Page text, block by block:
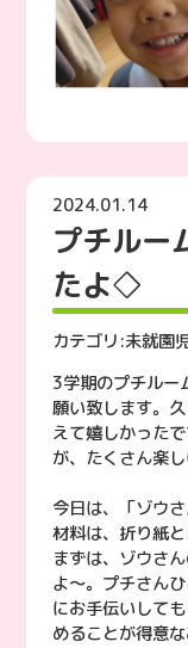
2024.01.14
プチル
たよ◇
カテゴリ:未就園
3学期のプチルー
願い致します。
えて嬉しかった
が、たくさん楽
今日は、「ゾウ
材料は、折り紙と
まずは、ゾウさ
よ〜。プチさん
にお手伝いして
めることが得意